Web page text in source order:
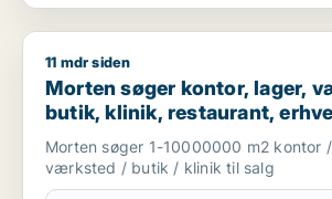
Morten søger kontor, lager, værksted,
11 mdr siden
Morten søger kontor, lager,
butik, klinik, restaurant,
boligudlejningsejendom,
produktionslokaler til salg i
Nordjylland
Morten søger 1-10000000 m2 kontor
værksted / butik / klinik til salg